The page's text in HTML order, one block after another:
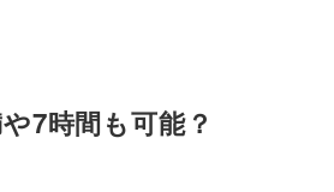
7時間も可能？